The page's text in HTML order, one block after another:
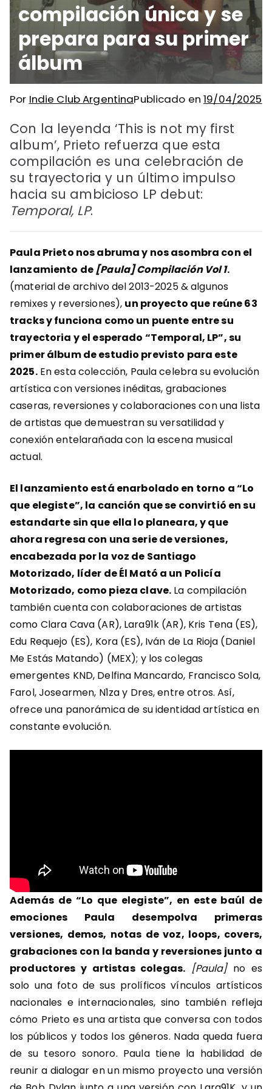
compilación única y se
prepara para su primer
álbum
Por Indie Club ArgentinaPublicado en19/04/2025
Con la leyenda ‘This is not my first
album’, Prieto refuerza que esta
compilación es una celebración de
su trayectoria y un último impulso
hacia su ambicioso LP debut:
Temporal, LP.
Paula Prieto nos abruma y nos asombra con el
lanzamiento de[Paula] Compilación Vol 1.
(material de archivo del 2013-2025 & algunos
remixes y reversiones), un proyecto que reúne 63
tracks y funciona como un puente entre su
trayectoria y el esperado “Temporal, LP”, su
primer álbum de estudio previsto para este
2025.En esta colección, Paula celebra su evolución
artística con versiones inéditas, grabaciones
caseras, reversiones y colaboraciones con una lista
de artistas que demuestran su versatilidad y
conexión entelarañada con la escena musical
actual.
El lanzamiento está enarbolado en torno a “Lo
que elegiste”, la canción que se convirtió en su
estandarte sin que ella lo planeara, y que
ahora regresa con una serie de versiones,
encabezada por la voz de Santiago
Motorizado, líder de Él Mató a un Policía
Motorizado, como pieza clave. La compilación
también cuenta con colaboraciones de artistas
como Clara Cava (AR), Lara91k (AR), Kris Tena (ES),
Edu Requejo (ES), Kora (ES), Iván de La Rioja (Daniel
Me Estás Matando) (MEX); y los colegas
emergentes KND, Delfina Mancardo, Francisco Sola,
Farol, Josearmen, N1za y Dres, entre otros. Así,
ofrece una panorámica de su identidad artística en
constante evolución.
Además de “Lo que elegiste”, en este baúl de
emociones Paula desempolva primeras
versiones, demos, notas de voz, loops, covers,
grabaciones con la banda y reversiones junto a
productores y artistas colegas. [Paula] no es
solo una foto de sus prolíficos vínculos artísticos
nacionales e internacionales, sino también refleja
cómo Prieto es una artista que conversa con todos
los públicos y todos los géneros. Nada queda fuera
de su tesoro sonoro. Paula tiene la habilidad de
reunir a dialogar en un mismo proyecto una versión